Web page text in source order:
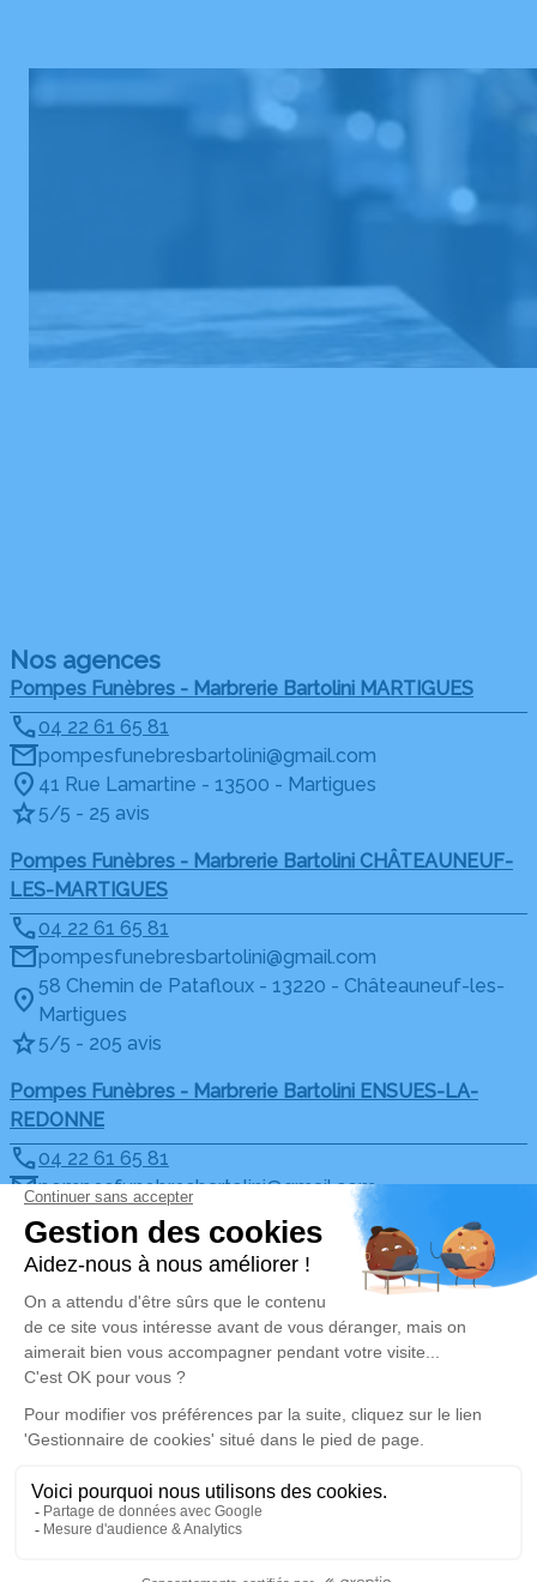
Nos agences
Pompes Funèbres - Marbrerie Bartolini MARTIGUES
04 22 61 65 81
pompesfunebresbartolini@gmail.com
41 Rue Lamartine - 13500 - Martigues
5/5 - 25 avis
Pompes Funèbres - Marbrerie Bartolini CHÂTEAUNEUF-
LES-MARTIGUES
04 22 61 65 81
pompesfunebresbartolini@gmail.com
58 Chemin de Patafloux - 13220 - Châteauneuf-les-
Martigues
5/5 - 205 avis
Pompes Funèbres - Marbrerie Bartolini ENSUES-LA-
REDONNE
04 22 61 65 81
pompesfunebresbartolini@gmail.com
65 Avenue Frédéric Mistral - Centre commercial les
Palmiers - 13820 - Ensuès-la-Redonne
4.9/5 - 31 avis
Pompes Funèbres - Marbrerie Bartolini MARSEILLE
04 88 60 56 12
marseille@pfbartolini.com
164 Rue Rabelais - 13016 - Marseille
5/5 - 157 avis
Politique de traitement des données personnelles
Politique d’utilisation des cookies